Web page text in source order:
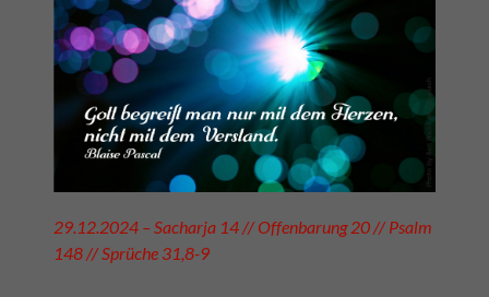
29.12.2024 – Sacharja 14 // Offenbarung 20 // Psalm
148 // Sprüche 31,8-9